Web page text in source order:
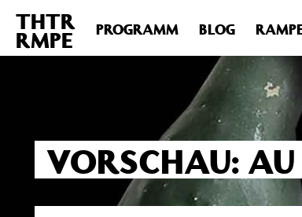
Deprecated : Die Funktion post_permalink ist seit
includes/functions.phpon line6031
THTR
RMPE PROGRAMM BLOG
VORSCHAU: